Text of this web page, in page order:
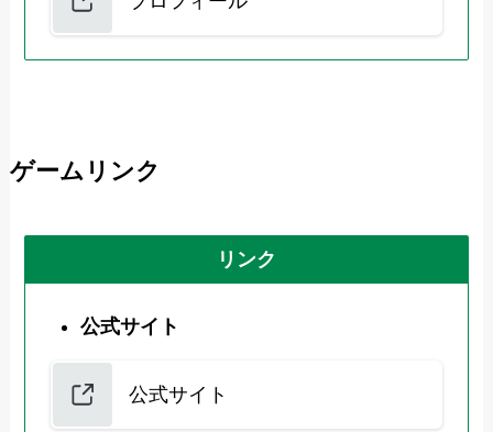
ゲームリンク
リンク
公式サイト
公式サイト